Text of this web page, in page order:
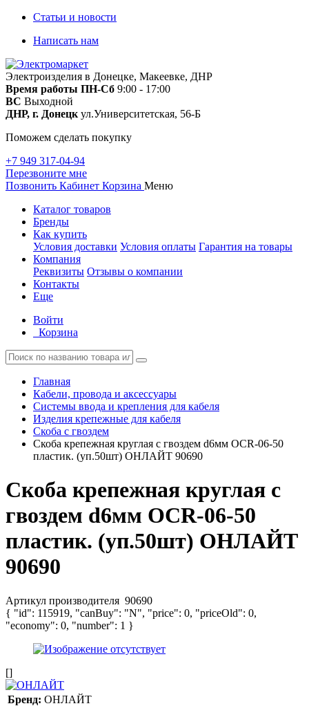
Статьи и новости
Написать нам
Электроизделия в Донецке, Макеевке, ДНР
Время работы ПН-Сб 9:00 - 17:00
ВС Выходной
ДНР, г. Донецк ул.Университетская, 56-Б
Поможем сделать покупку
+7 949 317-04-94
Перезвоните мне
Позвонить Кабинет Корзина Меню
Каталог товаров
Бренды
Как купить
Условия доставки Условия оплаты Гарантия на товары
Компания
Реквизиты Отзывы о компании
Контакты
Еще
Войти
Корзина
Главная
Кабели, провода и аксессуары
Системы ввода и крепления для кабеля
Изделия крепежные для кабеля
Скоба с гвоздем
Скоба крепежная круглая с гвоздем d6мм OCR-06-50
пластик. (уп.50шт) ОНЛАЙТ 90690
Скоба крепежная круглая с
гвоздем d6мм OCR-06-50
пластик. (уп.50шт) ОНЛАЙТ
90690
Артикул производителя 90690
{ "id": 115919, "canBuy": "N", "price": 0, "priceOld": 0,
"economy": 0, "number": 1 }
[]
Бренд: ОНЛАЙТ